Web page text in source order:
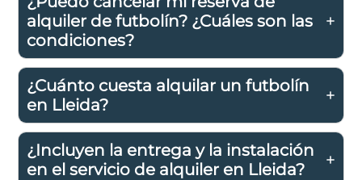
alquiler de futbolín? ¿Cuáles son las
condiciones?
¿Cuánto cuesta alquilar un futbolín
en Lleida?
¿Incluyen la entrega y la instalación
en el servicio de alquiler en Lleida?